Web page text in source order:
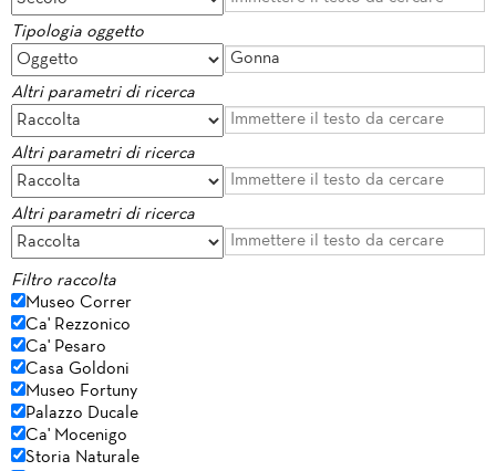
Tipologia oggetto
Altri parametri di ricerca
Altri parametri di ricerca
Altri parametri di ricerca
Filtro raccolta
Museo Correr
Ca' Rezzonico
Ca' Pesaro
Casa Goldoni
Museo Fortuny
Palazzo Ducale
Ca' Mocenigo
Storia Naturale